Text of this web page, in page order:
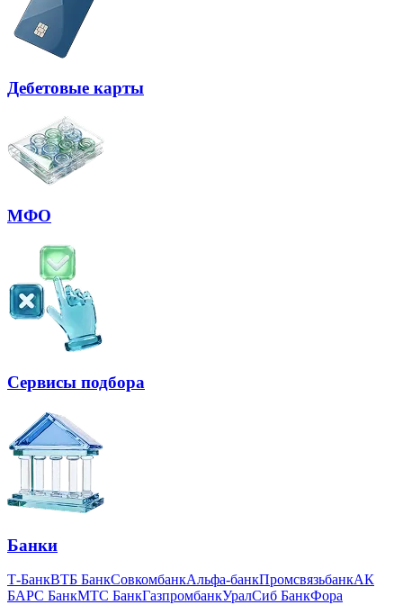
Дебетовые карты
МФО
Сервисы подбора
Банки
Т-БанкВТБ БанкСовкомбанкАльфа-банкПромсвязьбанкАК
БАРС БанкМТС БанкГазпромбанкУралСиб БанкФора